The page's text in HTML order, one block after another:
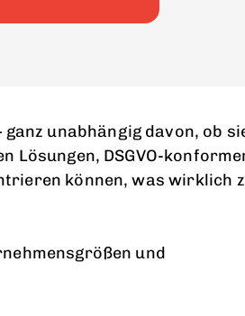
unabhängig davon, ob
Lösungen, DSGVO-
können, was wirklich
und